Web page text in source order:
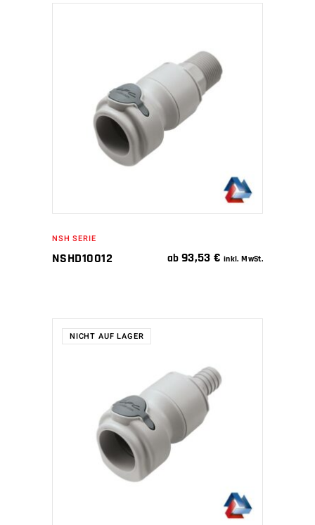
IN DEN WARENKORB
NSH SERIE
NSHD10012 ab 93,53€ inkl. MwSt.
NICHT AUF LAGER
WEITERLESEN